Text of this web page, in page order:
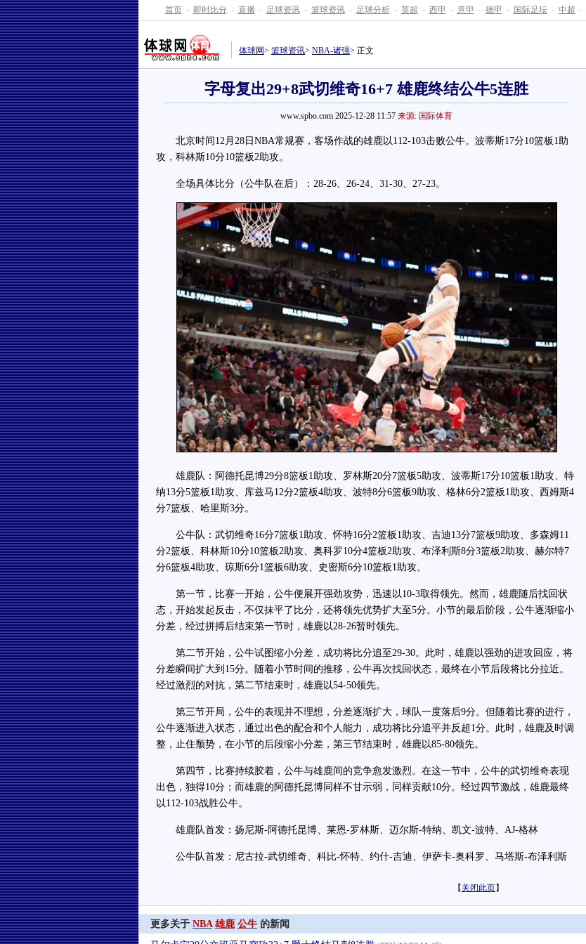
首页 - 即时比分 - 直播 - 足球资讯 - 篮球资讯 - 足球分析 - 英超 - 西甲 - 意甲 - 德甲 - 国际足坛 - 中超 -
体球网> 篮球资讯> NBA-诸强> 正文
字母复出29+8武切维奇16+7 雄鹿终结公牛5连胜
www.spbo.com 2025-12-28 11:57 来源: 国际体育
北京时间12月28日NBA常规赛，客场作战的雄鹿以112-103击败公牛。波蒂斯17分10篮板1助
攻，科林斯10分10篮板2助攻。
全场具体比分（公牛队在后）：28-26、26-24、31-30、27-23。
雄鹿队：阿德托昆博29分8篮板1助攻、罗林斯20分7篮板5助攻、波蒂斯17分10篮板1助攻、特
纳13分5篮板1助攻、库兹马12分2篮板4助攻、波特8分6篮板9助攻、格林6分2篮板1助攻、西姆斯4
分7篮板、哈里斯3分。
公牛队：武切维奇16分7篮板1助攻、怀特16分2篮板1助攻、吉迪13分7篮板9助攻、多森姆11
分2篮板、科林斯10分10篮板2助攻、奥科罗10分4篮板2助攻、布泽利斯8分3篮板2助攻、赫尔特7
分6篮板4助攻、琼斯6分1篮板6助攻、史密斯6分10篮板1助攻。
第一节，比赛一开始，公牛便展开强劲攻势，迅速以10-3取得领先。然而，雄鹿随后找回状
态，开始发起反击，不仅抹平了比分，还将领先优势扩大至5分。小节的最后阶段，公牛逐渐缩小
分差，经过拼搏后结束第一节时，雄鹿以28-26暂时领先。
第二节开始，公牛试图缩小分差，成功将比分追至29-30。此时，雄鹿以强劲的进攻回应，将
分差瞬间扩大到15分。随着小节时间的推移，公牛再次找回状态，最终在小节后段将比分拉近。
经过激烈的对抗，第二节结束时，雄鹿以54-50领先。
第三节开局，公牛的表现并不理想，分差逐渐扩大，球队一度落后9分。但随着比赛的进行，
公牛逐渐进入状态，通过出色的配合和个人能力，成功将比分追平并反超1分。此时，雄鹿及时调
整，止住颓势，在小节的后段缩小分差，第三节结束时，雄鹿以85-80领先。
第四节，比赛持续胶着，公牛与雄鹿间的竞争愈发激烈。在这一节中，公牛的武切维奇表现
出色，独得10分；而雄鹿的阿德托昆博同样不甘示弱，同样贡献10分。经过四节激战，雄鹿最终
以112-103战胜公牛。
雄鹿队首发：扬尼斯-阿德托昆博、莱恩-罗林斯、迈尔斯-特纳、凯文-波特、AJ-格林
公牛队首发：尼古拉-武切维奇、科比-怀特、约什-吉迪、伊萨卡-奥科罗、马塔斯-布泽利斯
【 关闭此页】
更多关于 NBA 雄鹿 公牛 的新闻